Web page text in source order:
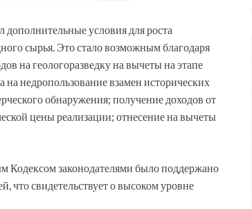
условия для роста
сырья. Это стало возможным благодаря
на геологоразведку на вычеты на этапе
недропользование взамен исторических
обнаружения; получение доходов от
цены реализации; отнесение на вычеты
Кодексом законодателями было поддержано
свидетельствует о высоком уровне